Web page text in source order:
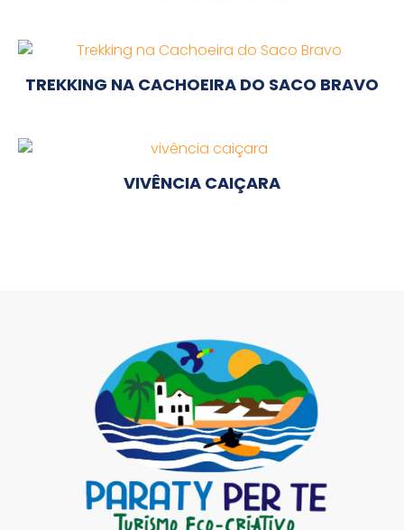
TREKKING NA CACHOEIRA DO SACO BRAVO
VIVÊNCIA CAIÇARA